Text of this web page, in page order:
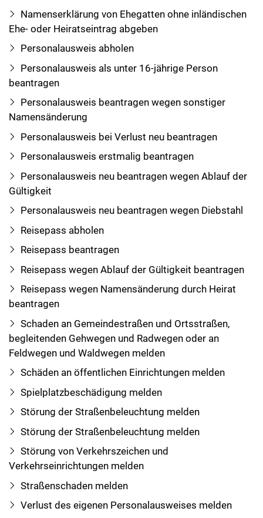
Namenserklärung von Ehegatten ohne inländischen
Ehe- oder Heiratseintrag abgeben
Personalausweis abholen
Personalausweis als unter 16-jährige Person
beantragen
Personalausweis beantragen wegen sonstiger
Namensänderung
Personalausweis bei Verlust neu beantragen
Personalausweis erstmalig beantragen
Personalausweis neu beantragen wegen Ablauf der
Gültigkeit
Personalausweis neu beantragen wegen Diebstahl
Reisepass abholen
Reisepass beantragen
Reisepass wegen Ablauf der Gültigkeit beantragen
Reisepass wegen Namensänderung durch Heirat
beantragen
Schaden an Gemeindestraßen und Ortsstraßen,
begleitenden Gehwegen und Radwegen oder an
Feldwegen und Waldwegen melden
Schäden an öffentlichen Einrichtungen melden
Spielplatzbeschädigung melden
Störung der Straßenbeleuchtung melden
Störung der Straßenbeleuchtung melden
Störung von Verkehrszeichen und
Verkehrseinrichtungen melden
Straßenschaden melden
Verlust des eigenen Personalausweises melden